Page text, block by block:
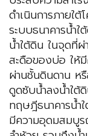
ดำเนินการภายใ
ระบบธนาคารน้ำใ
น้ำใต้ดิน ในจุดที่ผ่
สะดือของบ่อ ให้
ผ่านชั้นดินดาน ห
ดูดซับน้ำลงน้ำใต้
ทฤษฎีธนาคารน้ำ
มีความอุดมสมบู